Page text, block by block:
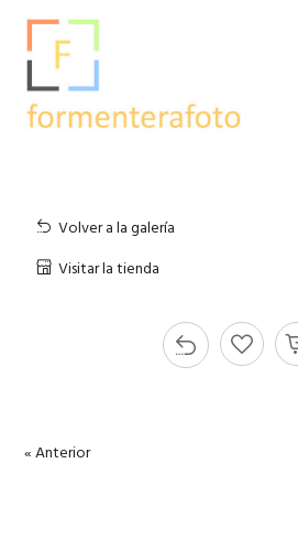
Volver a la galería
Visitar la tienda
« Anterior